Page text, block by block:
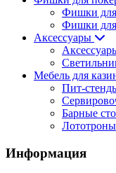
Фишки для
Фишки для
Аксессуары
Мебель для
Пит-
Барные
Лототроны
Информация